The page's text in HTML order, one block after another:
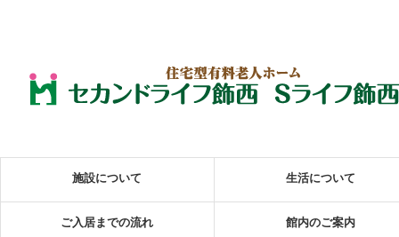
施設について 生活について
ご入居までの流れ 館内のご案内